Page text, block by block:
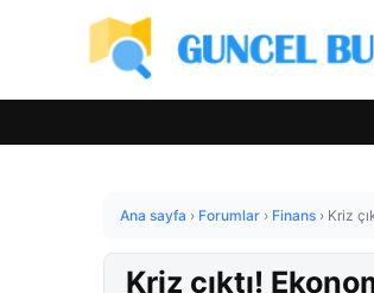
Ana sayfa › Forumlar › Finans › Kriz
Kriz çıktı!